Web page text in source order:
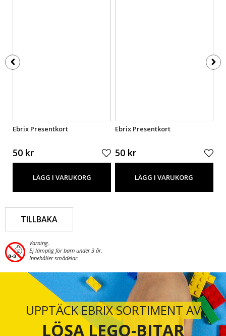
Ebrix Presentkort
50 kr
LÄGG I VARUKORG
Ebrix Presentkort
50 kr
LÄGG I VARUKORG
TILLBAKA
Varning.
Ej lämplig för barn under 3 år.
Innehåller smådelar.
UPPTÄCK EBRIX SORTIMENT AV
LÖSA LEGO-BITAR